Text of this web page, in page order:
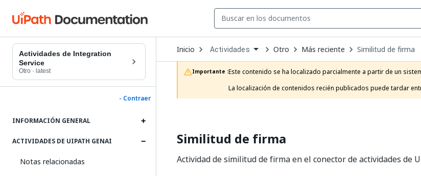
Actividades de Integration
Service
Otro · latest
- Contraer
INFORMACIÓN GENERAL
ACTIVIDADES DE UIPATH GENAI
Notas relacionadas
Inicio Open
Dropdown
to
choose
product
Actividades Otro Más reciente Similitud de firma
Importante :Este contenido se ha localizado parcialmente a partir de un
La localización de contenidos recién publicados puede tardar
Similitud de firma
Actividad de similitud de firma en el conector de actividades de